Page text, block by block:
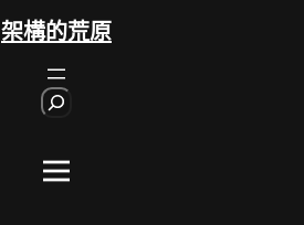
架構的荒原